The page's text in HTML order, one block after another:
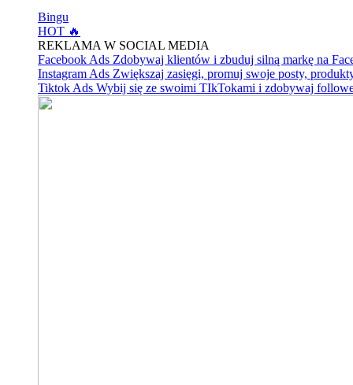
Bingu
HOT 🔥
REKLAMA W SOCIAL MEDIA
Facebook Ads Zdobywaj klientów i zbuduj silną markę na
Instagram Ads Zwiększaj zasięgi, promuj swoje posty,
Tiktok Ads Wybij się ze swoimi TIkTokami i zdobywaj